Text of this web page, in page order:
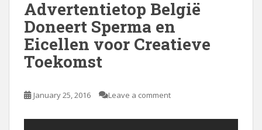
Advertentietop België
Doneert Sperma en
Eicellen voor Creatieve
Toekomst
January 25, 2016 Leave a comment